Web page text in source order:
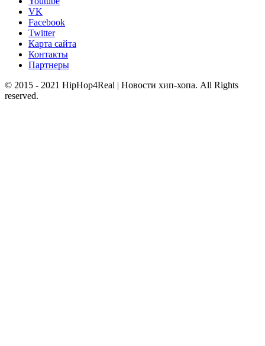
VK
Facebook
Twitter
Карта сайта
Контакты
Партнеры
© 2015 - 2021 HipHop4Real | Новости хип-хопа. All Rights
reserved.